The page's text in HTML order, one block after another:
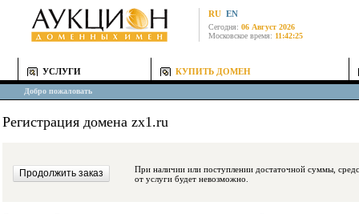
RU EN
Сегодня: 06 Август 2026
Московское время: 11:42:25
УСЛУГИ КУПИТЬ ДОМЕН
Добро пожаловать
Регистрация домена zx1.ru
При наличии или поступлении достаточной суммы, средства будут
от услуги будет невозможно.